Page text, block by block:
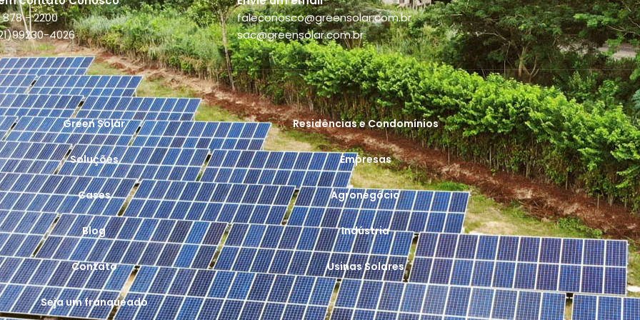
- 2200
4026
faleconosco@greensolar.com.br
sac@greensolar.com.br
Green Solar
Soluções
Cases
Blog
Contato
Seja um franqueado
Residências e Condomínios
Empresas
Agronegócio
Indústria
Usinas Solares